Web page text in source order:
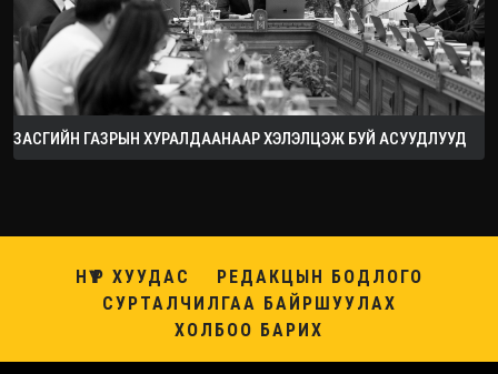
ЗАСГИЙН ГАЗРЫН ХУРАЛДААНААР ХЭЛЭЛЦЭЖ БУЙ АСУУДЛУУД
НҮҮР ХУУДАС
РЕДАКЦЫН БОДЛОГО
СУРТАЛЧИЛГАА БАЙРШУУЛАХ
ХОЛБОО БАРИХ